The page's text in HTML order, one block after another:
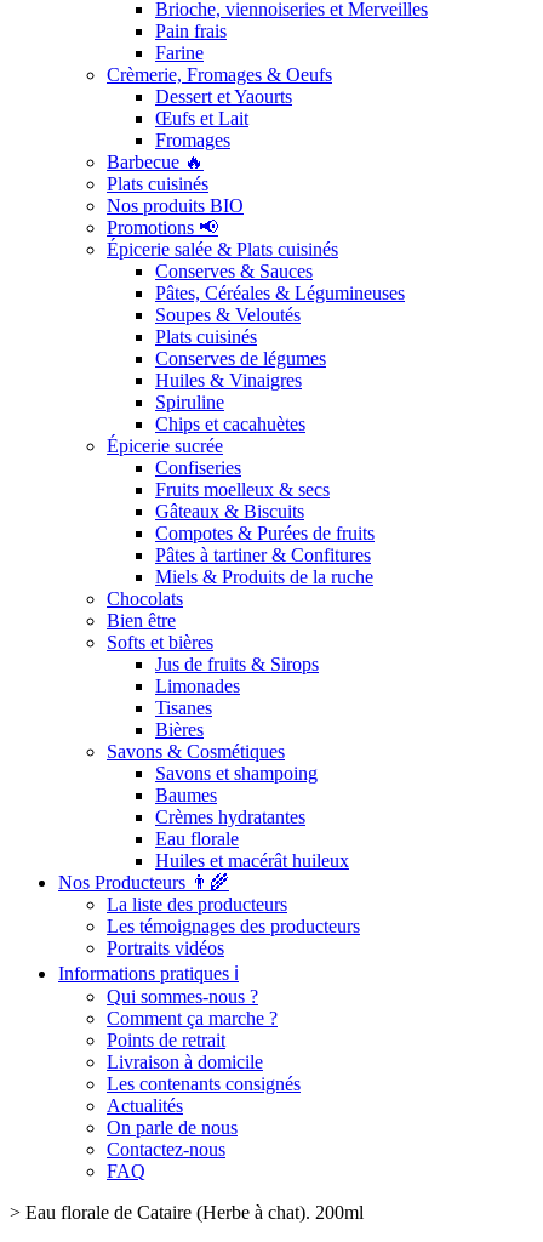
Brioche, viennoiseries et Merveilles
Pain frais
Farine
Crèmerie, Fromages & Oeufs
Dessert et Yaourts
Œufs et Lait
Fromages
Barbecue 🔥
Plats cuisinés
Nos produits BIO
Promotions 📢
Épicerie salée & Plats cuisinés
Conserves & Sauces
Pâtes, Céréales & Légumineuses
Soupes & Veloutés
Plats cuisinés
Conserves de légumes
Huiles & Vinaigres
Spiruline
Chips et cacahuètes
Épicerie sucrée
Confiseries
Fruits moelleux & secs
Gâteaux & Biscuits
Compotes & Purées de fruits
Pâtes à tartiner & Confitures
Miels & Produits de la ruche
Chocolats
Bien être
Softs et bières
Jus de fruits & Sirops
Limonades
Tisanes
Bières
Savons & Cosmétiques
Savons et shampoing
Baumes
Crèmes hydratantes
Eau florale
Huiles et macérât huileux
Nos Producteurs 👨‍🌾
La liste des producteurs
Les témoignages des producteurs
Portraits vidéos
Informations pratiques ℹ️
Qui sommes-nous ?
Comment ça marche ?
Points de retrait
Livraison à domicile
Les contenants consignés
Actualités
On parle de nous
Contactez-nous
FAQ
> Eau florale de Cataire (Herbe à chat). 200ml